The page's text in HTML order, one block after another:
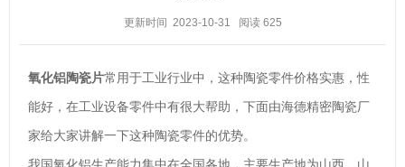
更新时间 2023-10-31 阅读 625
氧化铝陶瓷片常用于工业行业中，这种陶瓷零件价格实惠，性
能好，在工业设备零件中有很大帮助，下面由海德精密陶瓷厂
家给大家讲解一下这种陶瓷零件的优势。